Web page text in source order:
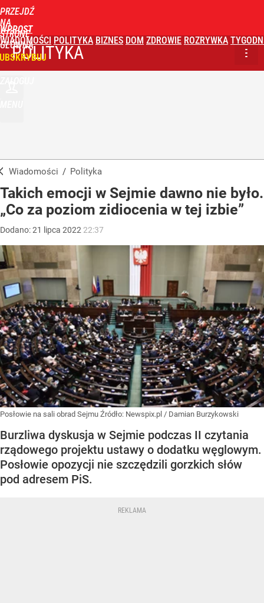
PRZEJDŹ
NA
STRONĘ
GŁÓWNĄ
WPROST
WIADOMOŚCI POLITYKA BIZNES DOM ZDROWIE ROZRYWKA
POLITYKA
Wiadomości / Polityka
Takich emocji w Sejmie dawno nie było.
„Co za poziom zidiocenia w tej izbie”
Dodano:21 lipca 2022 22:37
Posłowie na sali obrad Sejmu Źródło: Newspix.pl / Damian Burzykowski
Burzliwa dyskusja w Sejmie podczas II czytania
rządowego projektu ustawy o dodatku węglowym.
Posłowie opozycji nie szczędzili gorzkich słów
pod adresem PiS.